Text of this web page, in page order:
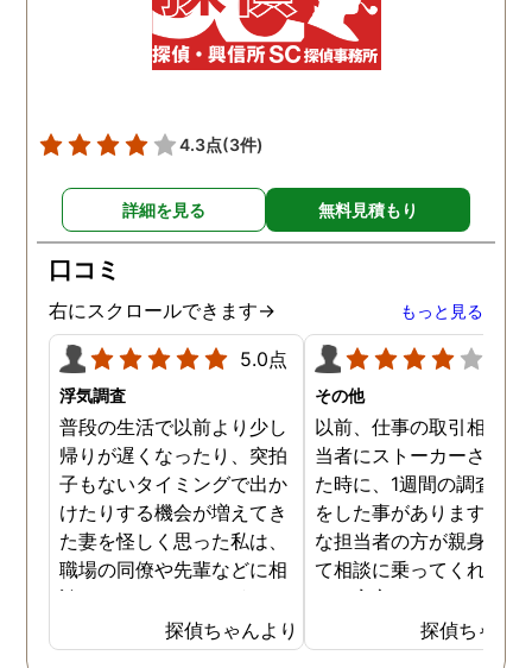
4.3点(3件)
詳細を見る 無料見積もり
口コミ
右にスクロールできます→ もっと見る
5.0点
浮気調査
普段の生活で以前より少し
帰りが遅くなったり、突拍
子もないタイミングで出か
けたりする機会が増えてき
た妻を怪しく思った私は、
職場の同僚や先輩などに相
談していました。 そういっ
た相談の回答の一つに調査
を依頼することを勧めら
探偵ちゃんより
その他
以前、仕事の取引相手の
当者にストーカーされて
た時に、1週間の調査依頼
をした事があります。親
な担当者の方が親身にな
て相談に乗ってくれたた
め、安心しました。同じ
うな被害に遭う可能性も
慮し、引越しましたので
探偵ちゃん